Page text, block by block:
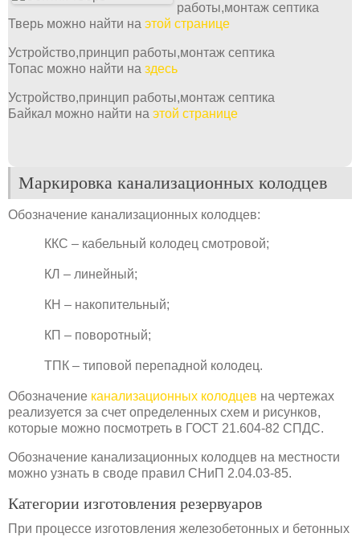
работы,монтаж септика
Тверь можно найти на этой странице
Устройство,принцип работы,монтаж септика
Топас можно найти на здесь
Устройство,принцип работы,монтаж септика
Байкал можно найти на этой странице
Маркировка канализационных колодцев
Обозначение канализационных колодцев:
ККС – кабельный колодец смотровой;
КЛ – линейный;
КН – накопительный;
КП – поворотный;
ТПК – типовой перепадной колодец.
Обозначение канализационных колодцев на чертежах
реализуется за счет определенных схем и рисунков,
которые можно посмотреть в ГОСТ 21.604-82 СПДС.
Обозначение канализационных колодцев на местности
можно узнать в своде правил СНиП 2.04.03-85.
Категории изготовления резервуаров
При процессе изготовления железобетонных и бетонных